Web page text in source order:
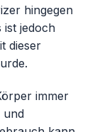
hingegen
ist jedoch
dieser
immer
und